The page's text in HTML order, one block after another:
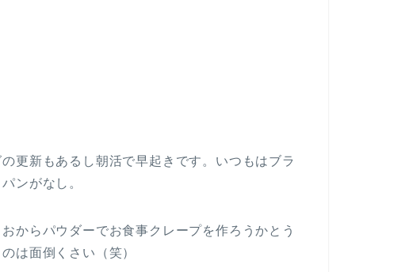
更新もあるし朝活で早起きです。いつもはブラ
ンがなし。
からパウダーでお食事クレープを作ろうかとう
は面倒くさい（笑）